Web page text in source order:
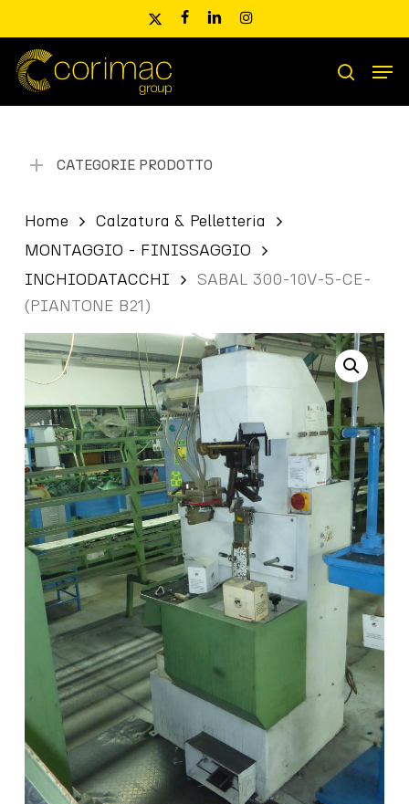
main
content
x-
facebooklinkedininstagram
Ricerca
prodotti
search
CATEGORIE PRODOTTO
Home
Calzatura & Pelletteria
MONTAGGIO - FINISSAGGIO
INCHIODATACCHI
SABAL 300-10V-5-CE-
(PIANTONE B21)